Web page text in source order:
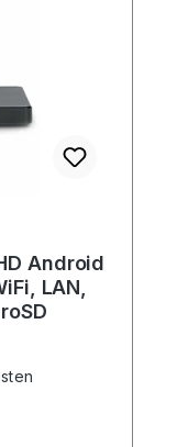
Android
LAN,